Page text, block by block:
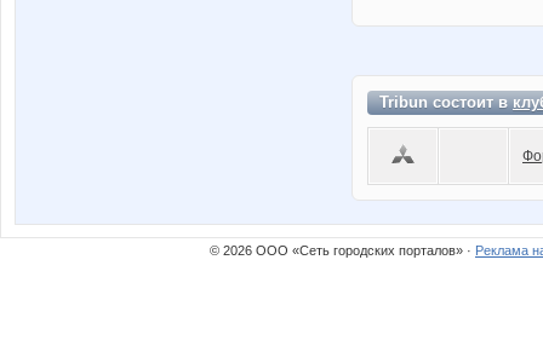
Tribun состоит в
© 2026 ООО «Сеть городских порталов» · Реклама